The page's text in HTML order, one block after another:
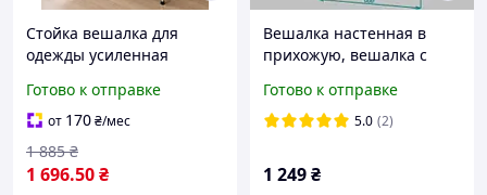
Стойка вешалка для
одежды усиленная
размерам
Готово к отправке
от 170₴/мес
1 696.50₴
1 885 ₴
Вешалка настенная в
прихожую, вешалка с
одежды, прихожая
(65х115х3 см)
Готово к отправке
5.0 (2)
1 249₴